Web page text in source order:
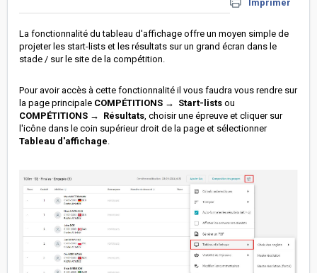
Imprimer
La fonctionnalité du tableau d'affichage offre un moyen simple de
projeter les start-lists et les résultats sur un grand écran dans le
stade / sur le site de la compétition.
Pour avoir accès à cette fonctionnalité il vous faudra vous rendre sur
la page principale COMPÉTITIONS → Start-lists ou
COMPÉTITIONS → Résultats, choisir une épreuve et cliquer sur
l'icône dans le coin supérieur droit de la page et sélectionner
Tableau d'affichage.